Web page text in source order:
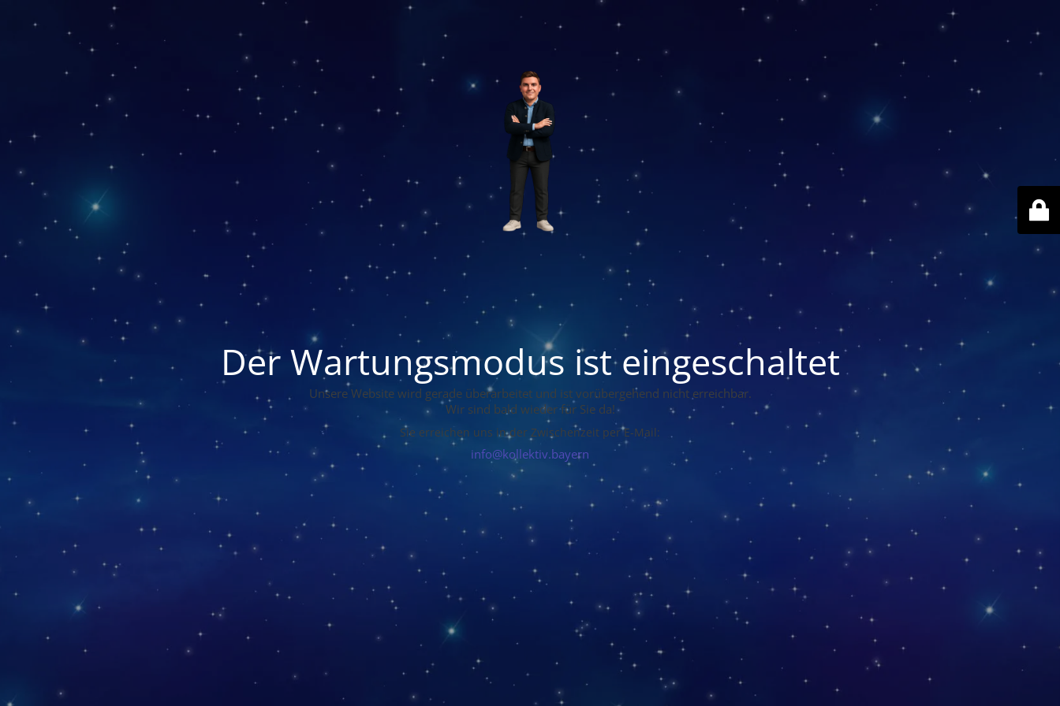
Der Wartungsmodus ist eingeschaltet
Unsere Website wird gerade überarbeitet und ist vorübergehend nicht erreichbar.
Wir sind bald wieder für Sie da!
Sie erreichen uns in der Zwischenzeit per E-Mail:
info@kollektiv.bayern